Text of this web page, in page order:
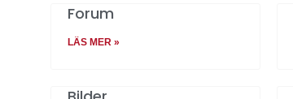
Forum
LÄS MER »